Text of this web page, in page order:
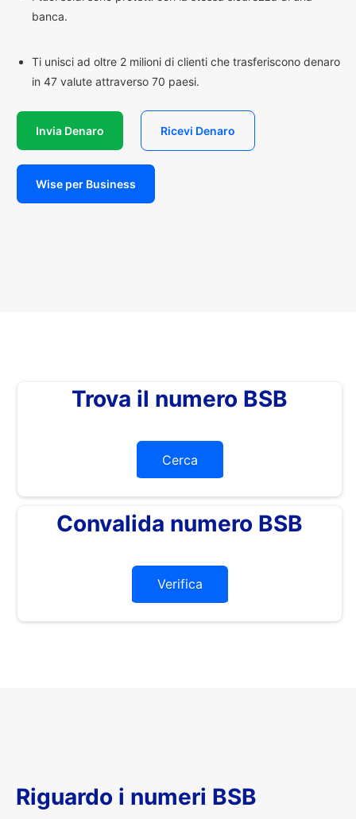
banca.
Ti unisci ad oltre 2 milioni di clienti che trasferiscono denaro
in 47 valute attraverso 70 paesi.
Invia Denaro Ricevi Denaro
Wise per Business
Trova il numero BSB
Cerca
Convalida numero BSB
Verifica
Riguardo i numeri BSB